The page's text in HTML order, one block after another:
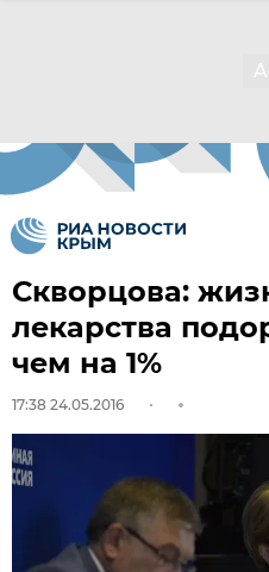
Скворцова:
лекарства
чем на 1%
17:38 24.05.2016